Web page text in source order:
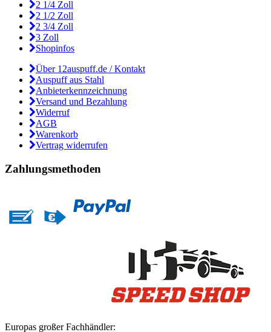
2 1/4 Zoll
2 1/2 Zoll
2 3/4 Zoll
3 Zoll
Shopinfos
Über 12auspuff.de / Kontakt
Auspuff aus Stahl
Anbieterkennzeichnung
Versand und Bezahlung
Widerruf
AGB
Warenkorb
Vertrag widerrufen
Zahlungsmethoden
Europas großer Fachhändler: